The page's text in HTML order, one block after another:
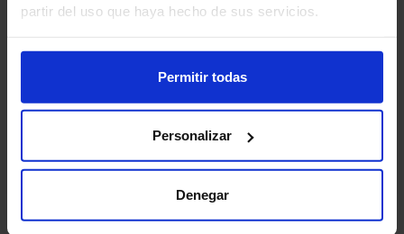
partir del uso que haya hecho de sus servicios.
Permitir todas
Personalizar
Denegar
Contacto Blog